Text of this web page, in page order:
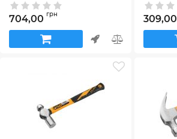
704,00 грн 309,00